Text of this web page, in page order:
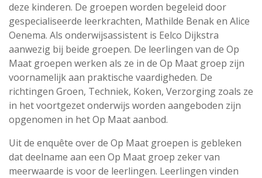
deze kinderen. De groepen worden begeleid door
gespecialiseerde leerkrachten, Mathilde Benak en Alice
Oenema. Als onderwijsassistent is Eelco Dijkstra
aanwezig bij beide groepen. De leerlingen van de Op
Maat groepen werken als ze in de Op Maat groep zijn
voornamelijk aan praktische vaardigheden. De
richtingen Groen, Techniek, Koken, Verzorging zoals ze
in het voortgezet onderwijs worden aangeboden zijn
opgenomen in het Op Maat aanbod.
Uit de enquête over de Op Maat groepen is gebleken
dat deelname aan een Op Maat groep zeker van
meerwaarde is voor de leerlingen. Leerlingen vinden